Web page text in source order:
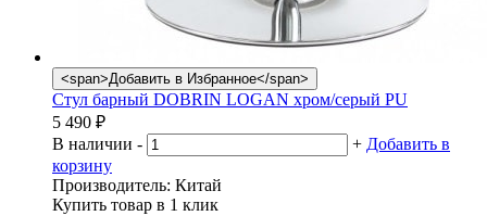
<span>Добавить в Избранное</span>
Стул барный DOBRIN LOGAN хром/серый PU
5 490 ₽
В наличии - + Добавить в
корзину
Производитель: Китай
Купить товар в 1 клик